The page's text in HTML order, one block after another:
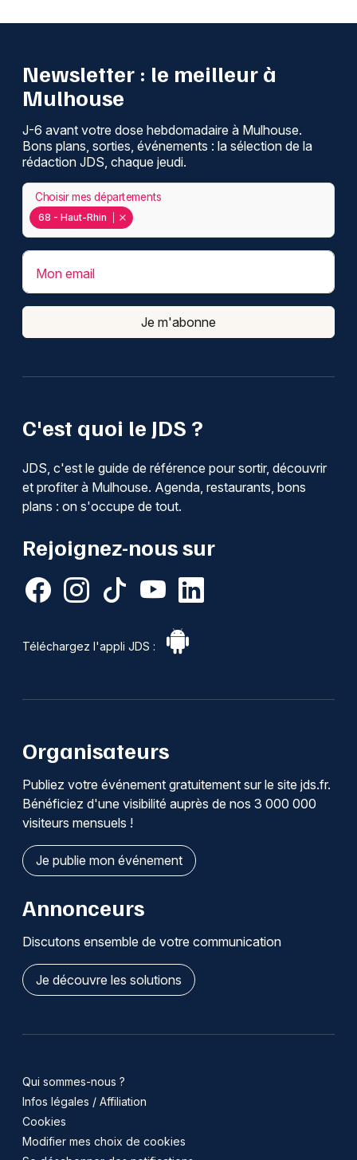
C'est quoi le JDS ?
JDS, c'est le guide de référence pour sortir, découvrir
et profiter à Mulhouse. Agenda, restaurants, bons
plans : on s'occupe de tout.
Rejoignez-nous sur
Téléchargez l'appli JDS :
Newsletter : le meilleur à
Mulhouse
J-6 avant votre dose hebdomadaire à Mulhouse.
Bons plans, sorties, événements : la sélection de la
rédaction JDS, chaque jeudi.
68 - Haut-Rhin
Choisir mes départements
Mon email
Je m'abonne
Organisateurs
Publiez votre événement gratuitement sur le site jds.fr.
Bénéficiez d'une visibilité auprès de nos 3 000 000
visiteurs mensuels !
Je publie mon événement
Annonceurs
Discutons ensemble de votre communication
Je découvre les solutions
Qui sommes-nous ?
Infos légales / Affiliation
Cookies
Modifier mes choix de cookies